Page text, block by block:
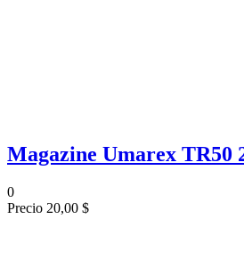
Magazine Umarex TR50
0
Precio 20,00 $